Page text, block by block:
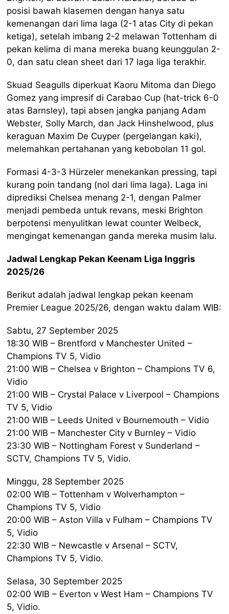
posisi bawah klasemen dengan hanya satu
kemenangan dari lima laga (2-1 atas City di pekan
ketiga), setelah imbang 2-2 melawan Tottenham di
pekan kelima di mana mereka buang keunggulan 2-
0, dan satu clean sheet dari 17 laga liga terakhir.
Skuad Seagulls diperkuat Kaoru Mitoma dan Diego
Gomez yang impresif di Carabao Cup (hat-trick 6-0
atas Barnsley), tapi absen jangka panjang Adam
Webster, Solly March, dan Jack Hinshelwood, plus
keraguan Maxim De Cuyper (pergelangan kaki),
melemahkan pertahanan yang kebobolan 11 gol.
Formasi 4-3-3 Hürzeler menekankan pressing, tapi
kurang poin tandang (nol dari lima laga). Laga ini
diprediksi Chelsea menang 2-1, dengan Palmer
menjadi pembeda untuk revans, meski Brighton
berpotensi menyulitkan lewat counter Welbeck,
mengingat kemenangan ganda mereka musim lalu.
Jadwal Lengkap Pekan Keenam Liga Inggris
2025/26
Berikut adalah jadwal lengkap pekan keenam
Premier League 2025/26, dengan waktu dalam WIB:
Sabtu, 27 September 2025
18:30 WIB – Brentford v Manchester United –
Champions TV 5, Vidio
21:00 WIB – Chelsea v Brighton – Champions TV 6,
Vidio
21:00 WIB – Crystal Palace v Liverpool – Champions
TV 5, Vidio
21:00 WIB – Leeds United v Bournemouth – Vidio
21:00 WIB – Manchester City v Burnley – Vidio
23:30 WIB – Nottingham Forest v Sunderland –
SCTV, Champions TV 5, Vidio.
Minggu, 28 September 2025
02:00 WIB – Tottenham v Wolverhampton –
Champions TV 5, Vidio
20:00 WIB – Aston Villa v Fulham – Champions TV
5, Vidio
22:30 WIB – Newcastle v Arsenal – SCTV,
Champions TV 5, Vidio.
Selasa, 30 September 2025
02:00 WIB – Everton v West Ham – Champions TV
5, Vidio.